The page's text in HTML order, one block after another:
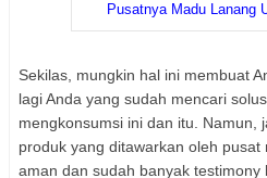
Pusatnya Madu Lanang
Sekilas, mungkin hal ini membuat
lagi Anda yang sudah mencari
mengkonsumsi ini dan itu. Namun,
produk yang ditawarkan oleh
aman dan sudah banyak